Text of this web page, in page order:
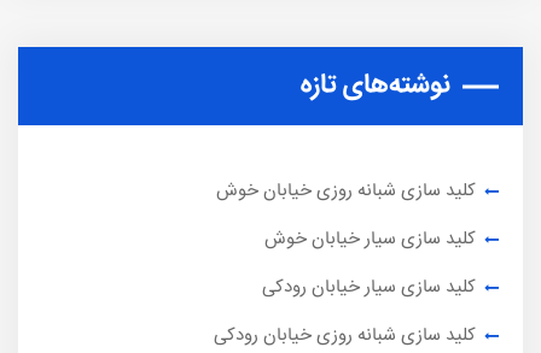
نوشته‌های تازه
کلید سازی شبانه روزی خیابان خوش
کلید سازی سیار خیابان خوش
کلید سازی سیار خیابان رودکی
کلید سازی شبانه روزی خیابان رودکی